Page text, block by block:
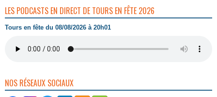
LES PODCASTS EN DIRECT DE TOURS EN FÊTE 2026
Tours en fête du 08/08/2026 à 20h01
NOS RÉSEAUX SOCIAUX